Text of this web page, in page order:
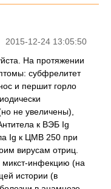
2015-12-24 13:05:50
На протяжении
субфрелитет
и першит горло
не увеличены),
к ВЭБ Ig
Ig к ЦМВ 250 при
вирусам отриц.
инфекцию (на
истории (в